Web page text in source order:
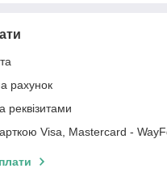
рахунок
реквізитами
Visa, Mastercard -